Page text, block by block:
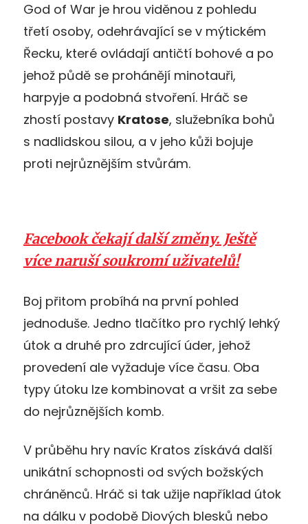
God of War je hrou viděnou z pohledu
třetí osoby, odehrávající se v mýtickém
Řecku, které ovládají antičtí bohové a po
jehož půdě se prohánějí minotauři,
harpyje a podobná stvoření. Hráč se
zhostí postavy Kratose, služebníka bohů
s nadlidskou silou, a v jeho kůži bojuje
proti nejrůznějším stvůrám.
Facebook čekají další změny. Ještě
více naruší soukromí uživatelů!
Boj přitom probíhá na první pohled
jednoduše. Jedno tlačítko pro rychlý lehký
útok a druhé pro zdrcující úder, jehož
provedení ale vyžaduje více času. Oba
typy útoku lze kombinovat a vršit za sebe
do nejrůznějších komb.
V průběhu hry navíc Kratos získává další
unikátní schopnosti od svých božských
chráněnců. Hráč si tak užije například útok
na dálku v podobě Diových blesků nebo